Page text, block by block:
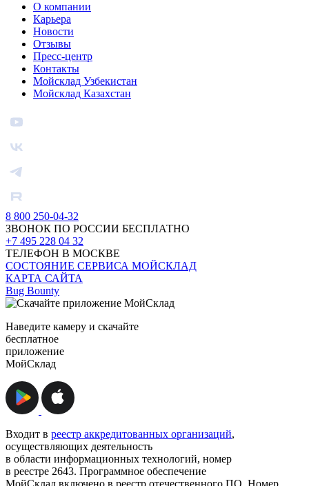
О компании
Карьера
Новости
Отзывы
Пресс-центр
Контакты
Мойсклад Узбекистан
Мойсклад Казахстан
8 800 250-04-32
ЗВОНОК ПО РОССИИ БЕСПЛАТНО
+7 495 228 04 32
ТЕЛЕФОН В МОСКВЕ
СОСТОЯНИЕ СЕРВИСА МОЙСКЛАД
КАРТА САЙТА
Bug Bounty
Наведите камеру и скачайте
бесплатное
приложение
МойСклад
Входит в реестр аккредитованных организаций,
осуществляющих деятельность
в области информационных технологий, номер
в реестре 2643. Программное обеспечение